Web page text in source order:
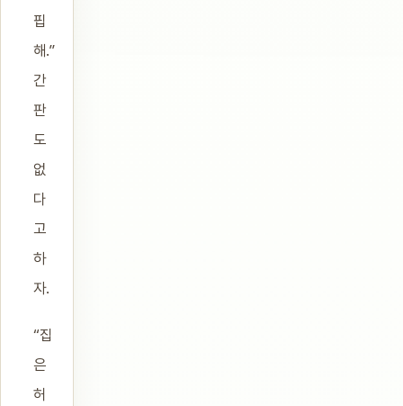
핍
해.”
간
판
도
없
다
고
하
자.
“집
은
허